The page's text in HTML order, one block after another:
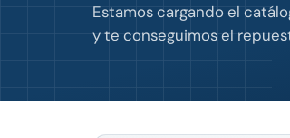
Estamos cargando el
y te conseguimos el